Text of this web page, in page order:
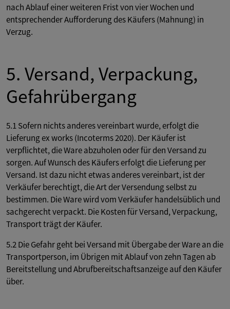
nach Ablauf einer weiteren Frist von vier Wochen und
entsprechender Aufforderung des Käufers (Mahnung) in
Verzug.
5. Versand, Verpackung,
Gefahrübergang
5.1 Sofern nichts anderes vereinbart wurde, erfolgt die
Lieferung ex works (Incoterms 2020). Der Käufer ist
verpflichtet, die Ware abzuholen oder für den Versand zu
sorgen. Auf Wunsch des Käufers erfolgt die Lieferung per
Versand. Ist dazu nicht etwas anderes vereinbart, ist der
Verkäufer berechtigt, die Art der Versendung selbst zu
bestimmen. Die Ware wird vom Verkäufer handelsüblich und
sachgerecht verpackt. Die Kosten für Versand, Verpackung,
Transport trägt der Käufer.
5.2 Die Gefahr geht bei Versand mit Übergabe der Ware an die
Transportperson, im Übrigen mit Ablauf von zehn Tagen ab
Bereitstellung und Abrufbereitschaftsanzeige auf den Käufer
über.